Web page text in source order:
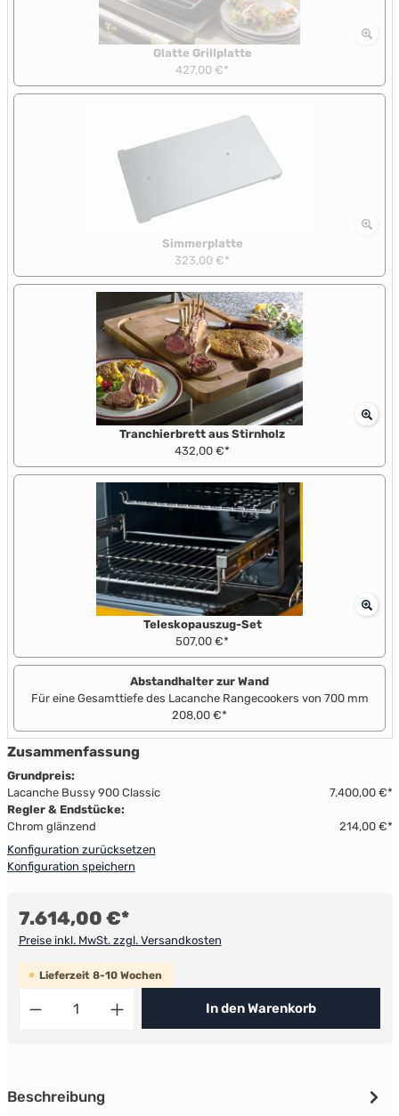
Glatte Grillplatte
427,00 €*
Simmerplatte
323,00 €*
Tranchierbrett aus Stirnholz
432,00 €*
Teleskopauszug-Set
507,00 €*
Abstandhalter zur Wand
Für eine Gesamttiefe des Lacanche Rangecookers von 700 mm
208,00 €*
Zusammenfassung
Grundpreis:
Lacanche Bussy 900 Classic
7.400,00 €*
Regler & Endstücke:
Chrom glänzend
214,00 €*
Konfiguration zurücksetzen
Konfiguration speichern
7.614,00 €*
Preise inkl. MwSt. zzgl. Versandkosten
Lieferzeit 8-10 Wochen
Produkt Anzahl: Gib den gewünschten Wert ein
In den Warenkorb
Beschreibung